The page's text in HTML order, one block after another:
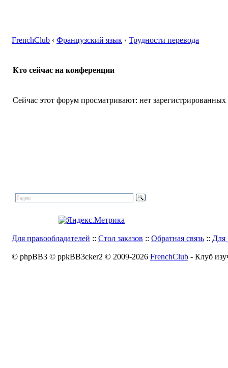
FrenchClub ‹ Французский язык ‹ Трудности перевода
Кто сейчас на конференции
Сейчас этот форум просматривают: нет зарегистрированных
Для правообладателей :: Стол заказов :: Обратная связь :: Для
© phpBB3 © ppkBB3cker2 © 2009-2026 FrenchClub - Клуб